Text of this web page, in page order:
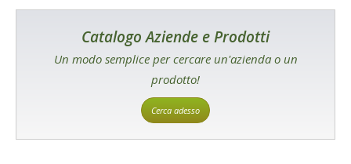
Catalogo Aziende e Prodotti
Un modo semplice per cercare un'azienda o un
prodotto!
Cerca adesso